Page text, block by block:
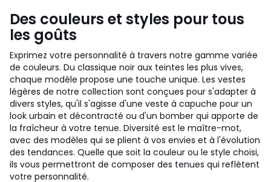
Des couleurs et styles pour tous
les goûts
Exprimez votre personnalité à travers notre gamme variée
de couleurs. Du classique noir aux teintes les plus vives,
chaque modèle propose une touche unique. Les vestes
légères de notre collection sont conçues pour s'adapter à
divers styles, qu'il s'agisse d'une veste à capuche pour un
look urbain et décontracté ou d'un bomber qui apporte de
la fraîcheur à votre tenue. Diversité est le maître-mot,
avec des modèles qui se plient à vos envies et à l'évolution
des tendances. Quelle que soit la couleur ou le style choisi,
ils vous permettront de composer des tenues qui reflètent
votre personnalité.